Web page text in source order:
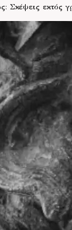
Σκέψεις εκτός